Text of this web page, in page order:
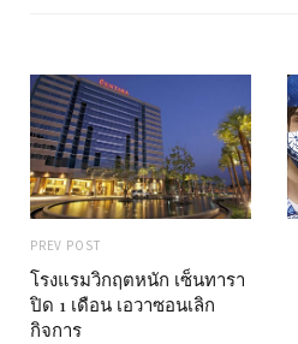
PREV POST
โรงแรมวิกฤตหนัก เซ็นทารา
ปิด 1 เดือน เอวาซอนเลิก
กิจการ